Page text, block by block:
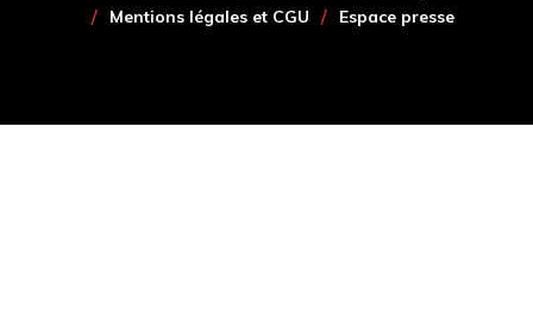
Mentions légales et CGU
Espace presse